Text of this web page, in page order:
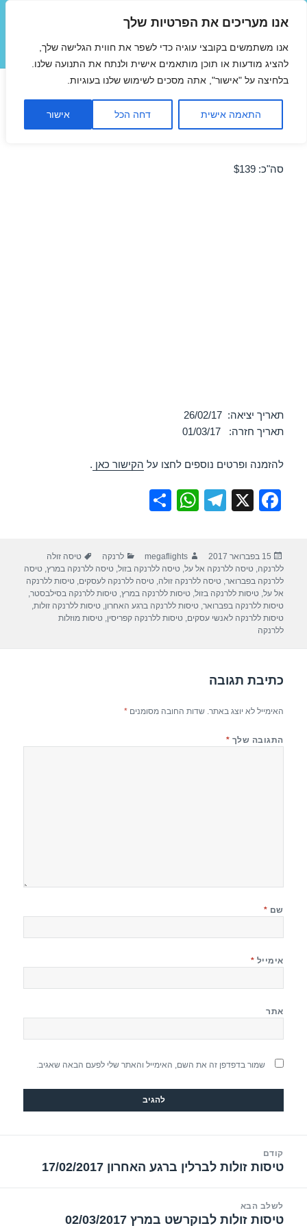
אנו מעריכים את הפרטיות שלך
אנו משתמשים בקובצי עוגיה כדי לשפר את חווית הגלישה שלך,
להציג מודעות או תוכן מותאמים אישית ולנתח את התנועה שלנו.
בלחיצה על "אישור", אתה מסכים לשימוש שלנו בעוגיות.
התאמה אישית דחה הכל אישור
תפריטים
ווידג'טים
טיסות זולות ללרנקה 26/02/2017
סה"כ: $139
תאריך יציאה: 26/02/17
תאריך חזרה: 01/03/17
להזמנה ופרטים נוספים לחצו על הקישור כאן .
F
e
b
o
o
X
T
gr
a
m
W
s
A
p
e
פורסם
בתאריך
15 בפברואר 2017 מחבר
megaflights קטגוריות
לרנקה תגיות
טיסה זולה
ללרנקה,טיסה ללרנקה אל על,טיסה ללרנקה בזול,טיסה ללרנקה במרץ,טיסה
ללרנקה בפברואר,טיסה ללרנקה זולה,טיסה ללרנקה לעסקים,טיסות ללרנקה
אל על,טיסות ללרנקה בזול,טיסות ללרנקה במרץ,טיסות ללרנקה בסילבסטר,
טיסות ללרנקה בפברואר,טיסות ללרנקה ברגע האחרון,טיסות ללרנקה זולות,
טיסות ללרנקה לאנשי עסקים,טיסות ללרנקה קפריסין,טיסות מוזלות
ללרנקה
כתיבת תגובה
האימייל לא יוצג באתר. שדות החובה מסומנים*
התגובה שלך *
שם *
אימייל *
אתר
שמור בדפדפן זה את השם, האימייל והאתר שלי לפעם הבאה שאגיב.
קודם
הפוסט
טיסות זולות לברלין ברגע האחרון 17/02/2017
לשלב הבא
הפוסט
טיסות זולות לבוקרשט במרץ 02/03/2017